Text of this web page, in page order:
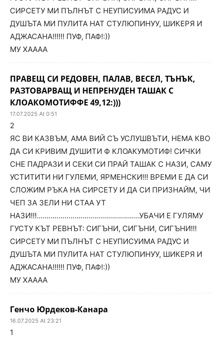
СИРСЕТУ МИ ПЪЛНЪТ С НЕУПИСУИМА РАДУС И
ДУШЪТА МИ ПУЛИТА НАТ СТУЛЮПИНУУ, ШИКЕРЯ И
АДЖАСАНА!!!!!! ПУФ, ПАФ!:))
МУ ХАААА
ПРАВЕЩ СИ РЕДОВЕН, ПАЛАВ, ВЕСЕЛ, ТЪНЪК,
РАЗТОВАРВАЩ И НЕПРЕНУДЕН ТАШАК С
КЛОАКОМОТИФФЕ 49,12:)))
17.07.2025 At 0:51
2
ЯС ВИ КАЗВЪМ, АМА ВИЙ СЪ УСЛУШВЪТИ, НЕМА КВО
ДА СИ КРИВИМ ДУШИТИ Ф КЛОАКУМОТИФ! СИЧКИ
СНЕ ПАДРАЗИ И СЕКИ СИ ПРАЙ ТАШАК С НАЗИ, САМУ
УСТИТИТИ НИ ГУЛЕМИ, ЯРМЕНСКИ!!! ВРЕМИ Е ДА СИ
СЛОЖИМ РЪКА НА СИРСЕТУ И ДА СИ ПРИЗНАЙМ, ЧИ
ЧЕП ЗА ЗЕЛИ НИ СТАА УТ
НАЗИ!!!…………………………………………….УБАЧИ Е ГУЛЯМУ
ГУСТУ КЪТ РЕВНЪТ: СИГЪНИ, СИГЪНИ, СИГЪНИ!!!
СИРСЕТУ МИ ПЪЛНЪТ С НЕУПИСУИМА РАДУС И
ДУШЪТА МИ ПУЛИТА НАТ СТУЛЮПИНУУ, ШИКЕРЯ И
АДЖАСАНА!!!!!! ПУФ, ПАФ!:))
МУ ХАААА
Генчо Юрдеков-Канара
16.07.2025 At 23:21
1